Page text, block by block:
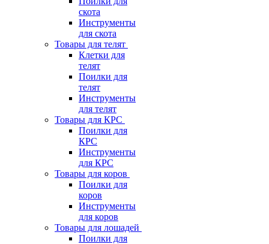
скота
Инструменты
для скота
Товары для телят
Клетки для
телят
Поилки для
телят
Инструменты
для телят
Товары для КРС
Поилки для
КРС
Инструменты
для КРС
Товары для коров
Поилки для
коров
Инструменты
для коров
Товары для лошадей
Поилки для